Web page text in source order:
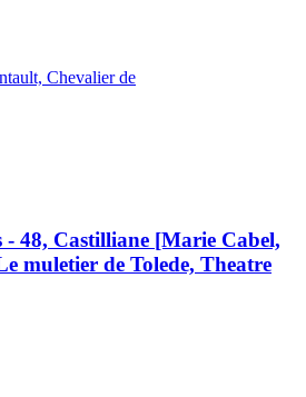
Chevalier de
- 48, Castilliane [Marie Cabel,
muletier de Tolede, Theatre